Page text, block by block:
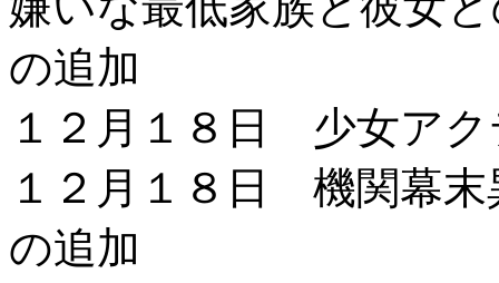
の追加
１２月１８日 少女ア
１２月１８日 機関幕
の追加